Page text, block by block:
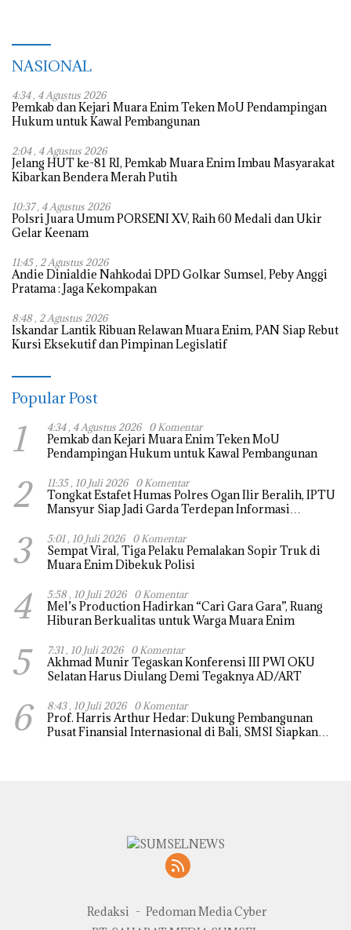
NASIONAL
4:34 , 4 Agustus 2026
Pemkab dan Kejari Muara Enim Teken MoU Pendampingan
Hukum untuk Kawal Pembangunan
2:04 , 4 Agustus 2026
Jelang HUT ke-81 RI, Pemkab Muara Enim Imbau Masyarakat
Kibarkan Bendera Merah Putih
10:37 , 4 Agustus 2026
Polsri Juara Umum PORSENI XV, Raih 60 Medali dan Ukir
Gelar Keenam
11:45 , 2 Agustus 2026
Andie Dinialdie Nahkodai DPD Golkar Sumsel, Peby Anggi
Pratama : Jaga Kekompakan
8:48 , 2 Agustus 2026
Iskandar Lantik Ribuan Relawan Muara Enim, PAN Siap Rebut
Kursi Eksekutif dan Pimpinan Legislatif
Popular Post
1 4:34 , 4 Agustus 2026 0 Komentar
Pemkab dan Kejari Muara Enim Teken MoU
Pendampingan Hukum untuk Kawal Pembangunan
2 11:35 , 10 Juli 2026 0 Komentar
Tongkat Estafet Humas Polres Ogan Ilir Beralih, IPTU
Mansyur Siap Jadi Garda Terdepan Informasi
3 5:01 , 10 Juli 2026 0 Komentar
Sempat Viral, Tiga Pelaku Pemalakan Sopir Truk di
Muara Enim Dibekuk Polisi
4 5:58 , 10 Juli 2026 0 Komentar
Mel’s Production Hadirkan “Cari Gara Gara”, Ruang
Hiburan Berkualitas untuk Warga Muara Enim
5 7:31 , 10 Juli 2026 0 Komentar
Akhmad Munir Tegaskan Konferensi III PWI OKU
Selatan Harus Diulang Demi Tegaknya AD/ART
6 8:43 , 10 Juli 2026 0 Komentar
Prof. Harris Arthur Hedar: Dukung Pembangunan
Pusat Finansial Internasional di Bali, SMSI Siapkan
Redaksi
Pedoman Media Cyber